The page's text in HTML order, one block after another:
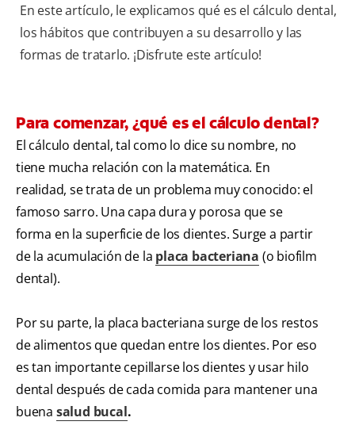
En este artículo, le explicamos qué es el cálculo dental,
los hábitos que contribuyen a su desarrollo y las
formas de tratarlo. ¡Disfrute este artículo!
Para comenzar, ¿qué es el cálculo dental?
El cálculo dental, tal como lo dice su nombre, no
tiene mucha relación con la matemática. En
realidad, se trata de un problema muy conocido: el
famoso sarro. Una capa dura y porosa que se
forma en la superficie de los dientes. Surge a partir
de la acumulación de la placa bacteriana (o biofilm
dental).
Por su parte, la placa bacteriana surge de los restos
de alimentos que quedan entre los dientes. Por eso
es tan importante cepillarse los dientes y usar hilo
dental después de cada comida para mantener una
buena salud bucal.